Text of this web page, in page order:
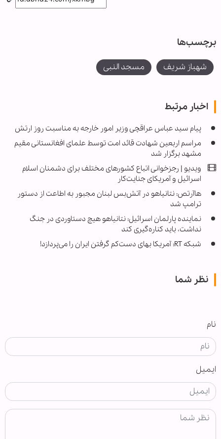
برچسب‌ها
شهباز شریف مسجد النبی
اخبار مرتبط
پیام سید عباس عراقچی وزیر امور خارجه به مناسبت روز ارتش
مراسم اربعین شهادت قائد امت توسط علمای افغانستانی مقیم
مشهد برگزار شد
ویدیو | رجزخوانی اتباع کشورهای مختلف برای دشمنان اسلام
اسرائیل و آمریکای جنایت‌کار
هاآرتص: نتانیاهو در آتش‌بس لبنان مجبور به اطاعت از دستور
ترامپ شد
نماینده پارلمان اسرائیل: نتانیاهو هیچ دستاوردی در جنگ
نداشت، باید کناره‌گیری کند
شبکه RT: آمریکا بهای دست‌کم گرفتن ایران را می‌پردازد!
نظر شما
نام
ایمیل